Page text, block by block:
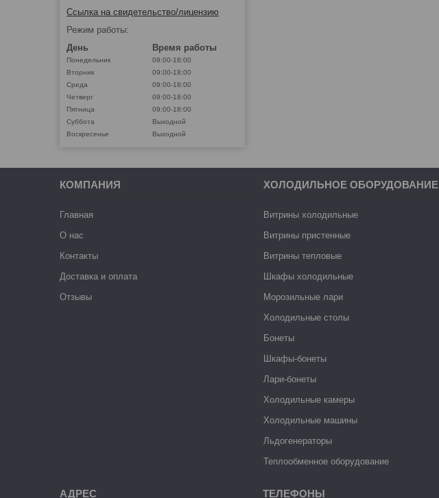
Ссылка на свидетельство/лицензию
Режим работы:
День
Время работы
Понедельник
09:00-18:00
Вторник
09:00-18:00
Среда
09:00-18:00
Четверг
09:00-18:00
Пятница
09:00-18:00
Суббота
Выходной
Воскресенье
Выходной
КОМПАНИЯ
Главная
О нас
Контакты
Доставка и оплата
Отзывы
ХОЛОДИЛЬНОЕ ОБОРУДОВАНИЕ
Витрины холодильные
Витрины пристенные
Витрины тепловые
Шкафы холодильные
Морозильные лари
Холодильные столы
Бонеты
Шкафы-бонеты
Лари-бонеты
Холодильные камеры
Холодильные машины
Льдогенераторы
Теплообменное оборудование